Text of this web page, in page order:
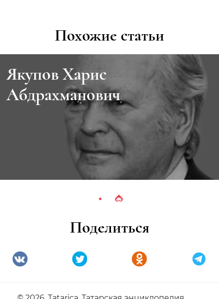
Похожие статьи
Якупов Харис
Абдрахманович
Поделиться